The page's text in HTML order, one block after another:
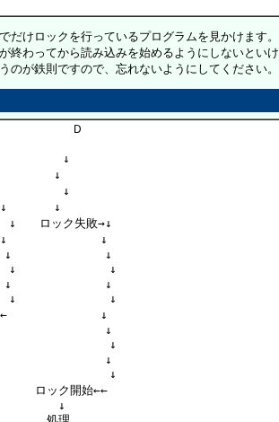
けロックを行っているプログラムを見かけます。
わってから読み込みを始めるようにしないとい
が鉄則ですので、忘れないようにしてください。
　　　　　　　　Ｄ
↓　　　　　　　　↓
　　　　　　　↓
　　　　　　　　↓
失敗→↓　　　　↓
　↓　　ロック失敗→↓
↓　　　　　　　　↓
↓　　　　　　　　↓
↓　　　　　　　　↓
↓　　　　　　　　↓
↓　　　　　　　　↓
　　　　　　　　↓
　　　　　　　　　↓
　　　　　　　　　↓
　　　　　　　　　↓
　　　　　　　　　↓
　　　ロック開始←←
　　　　　　　↓